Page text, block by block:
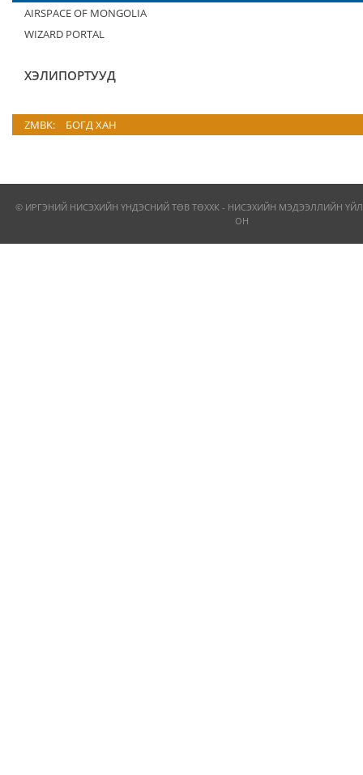
AIRSPACE OF MONGOLIA
WIZARD PORTAL
ХЭЛИПОРТУУД
ZMBK: БОГД ХАН
© ИРГЭНИЙ НИСЭХИЙН ҮНДЭСНИЙ ТӨВ ТӨХХК - НИСЭХИЙН МЭДЭЭЛЛИЙН
ОН